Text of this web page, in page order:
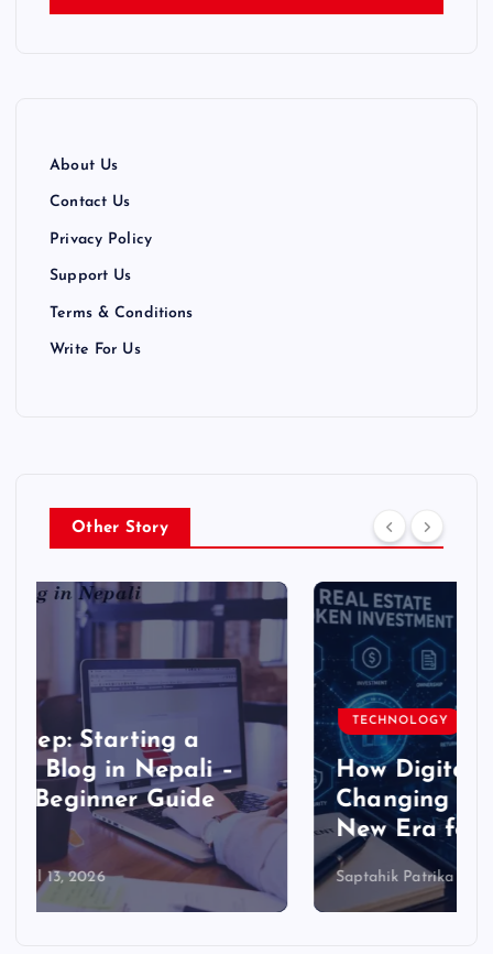
About Us
Contact Us
Privacy Policy
Support Us
Terms & Conditions
Write For Us
Other Story
How Digital Technology Is
Changing Real Estate : A
New Era for Real Estate
Saptahik Patrika May 23, 2026